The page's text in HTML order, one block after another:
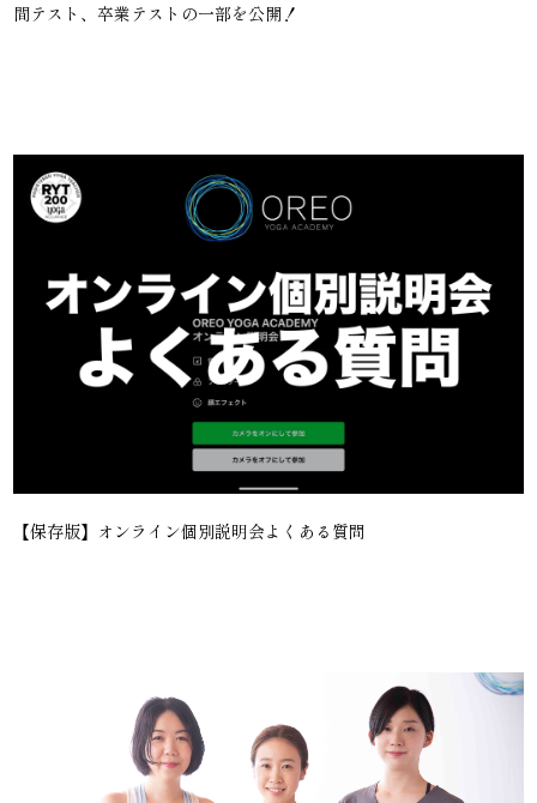
間テスト、卒業テストの一部を公開！
【保存版】オンライン個別説明会よくある質問